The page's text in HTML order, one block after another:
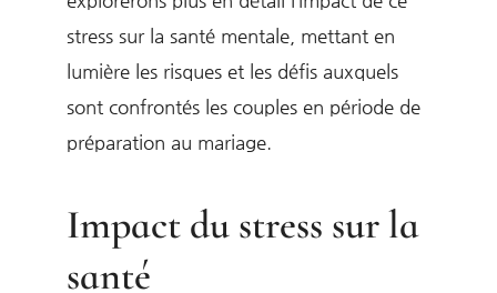
stress sur la santé mentale, mettant en
lumière les risques et les défis auxquels
sont confrontés les couples en période de
préparation au mariage.
Impact du stress sur la
santé